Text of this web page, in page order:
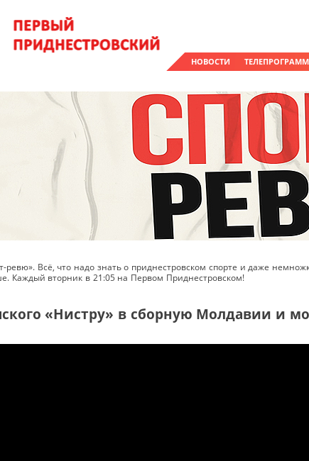
НОВОСТИ
ревю». Всё, что надо знать о приднестровском спорте и даже
Каждый вторник в 21:05 на Первом Приднестровском!
«Нистру» в сборную Молдавии и